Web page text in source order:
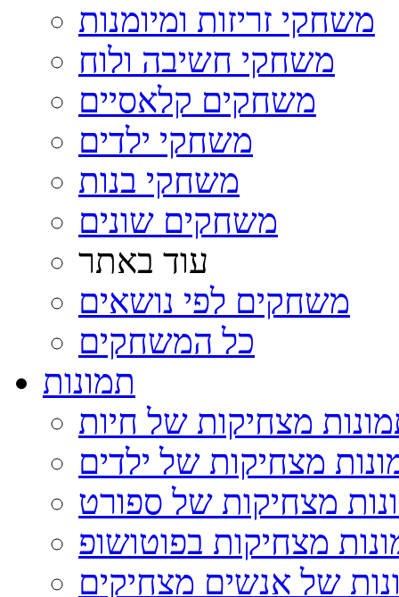
משחקי זריזות ומיומנות
משחקי חשיבה ולוח
משחקים קלאסיים
משחקי ילדים
משחקי בנות
משחקים שונים
עוד באתר
משחקים לפי נושאים
כל המשחקים
תמונות
מצחיקות של חיות
מצחיקות של ילדים
מצחיקות של ספורט
מצחיקות בפוטושופ
של אנשים מצחיקים